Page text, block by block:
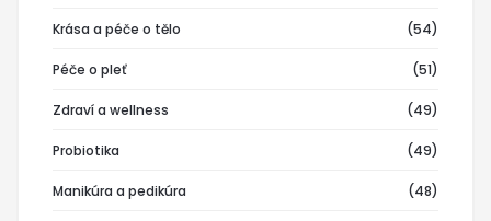
Krása a péče o tělo (54)
Péče o pleť (51)
Zdraví a wellness (49)
Probiotika (49)
Manikúra a pedikúra (48)